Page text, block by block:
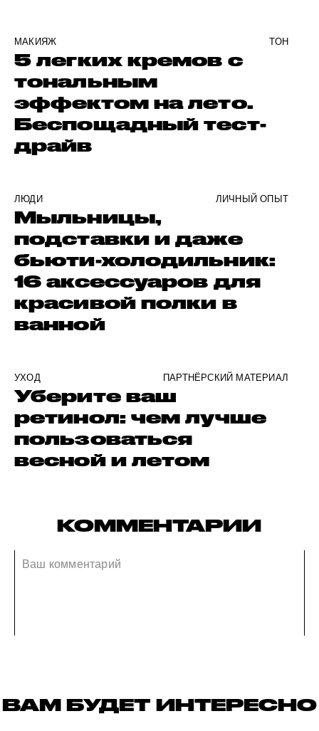
МАКИЯЖ ТОН
5 легких кремов с
тональным
эффектом на лето.
Беспощадный тест-
драйв
ЛЮДИ ЛИЧНЫЙ ОПЫТ
Мыльницы,
подставки и даже
бьюти-холодильник:
16 аксессуаров для
красивой полки в
ванной
УХОД ПАРТНЁРСКИЙ МАТЕРИАЛ
Уберите ваш
ретинол: чем лучше
пользоваться
весной и летом
КОММЕНТАРИИ
ВАМ БУДЕТ ИНТЕРЕСНО